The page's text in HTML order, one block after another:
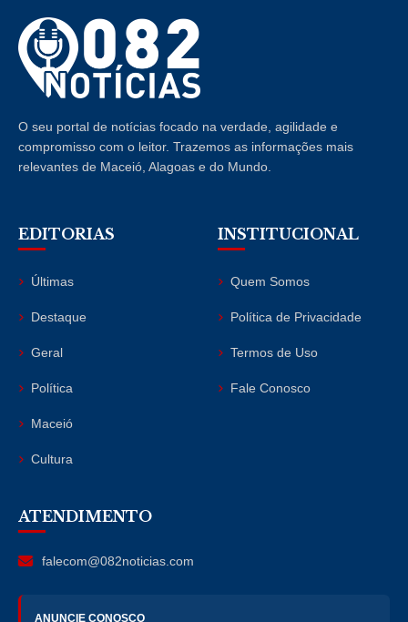
O seu portal de notícias focado na verdade, agilidade e
compromisso com o leitor. Trazemos as informações mais
relevantes de Maceió, Alagoas e do Mundo.
EDITORIAS
Últimas
Destaque
Geral
Política
Maceió
Cultura
INSTITUCIONAL
Quem Somos
Política de Privacidade
Termos de Uso
Fale Conosco
ATENDIMENTO
falecom@082noticias.com
ANUNCIE CONOSCO